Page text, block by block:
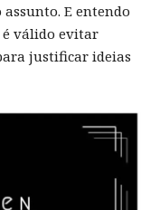
E entendo
válido evitar
justificar ideias